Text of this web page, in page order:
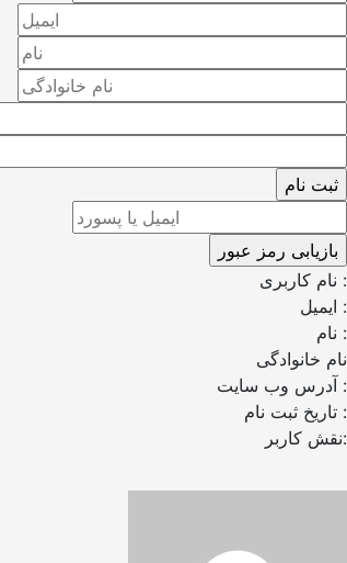
نام کاربری :
ایمیل :
نام :
نام خانوادگی
آدرس وب سایت :
تاریخ ثبت نام :
نقش کاربر: